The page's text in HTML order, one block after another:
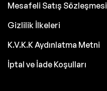
Mesafeli Satış Sözleşmesi
Gizlilik İlkeleri
K.V.K.K Aydınlatma Metni
İptal ve İade Koşulları